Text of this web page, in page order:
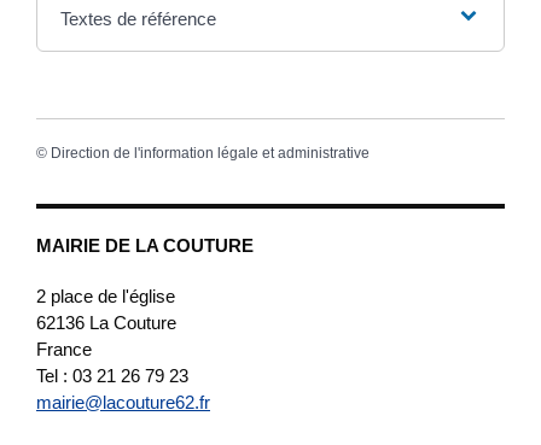
MAIRIE DE LA COUTURE
2 place de l'église
62136 La Couture
France
Tel : 03 21 26 79 23
mairie@lacouture62.fr
Textes de référence
© Direction de l'information légale et administrative